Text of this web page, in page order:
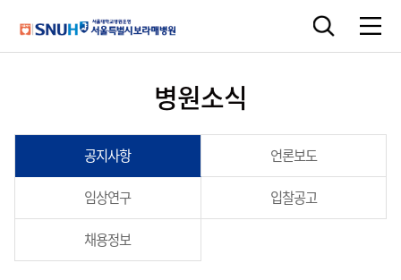
병원소식
공지사항 언론보도
임상연구 입찰공고
채용정보